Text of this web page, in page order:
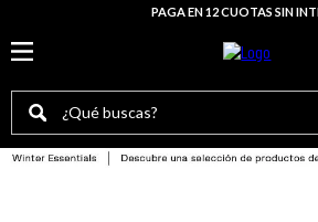
PAGA EN 12 CUOTAS SIN
¿Qué buscas?
TÉRMINOS MÁS BUSCADOS